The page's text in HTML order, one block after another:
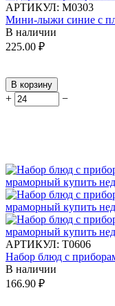
АРТИКУЛ: М0303
Мини-лыжи синие с
В наличии
225.00 ₽
В корзину
+ −
АРТИКУЛ: Т0606
Набор блюд с
В наличии
166.90 ₽